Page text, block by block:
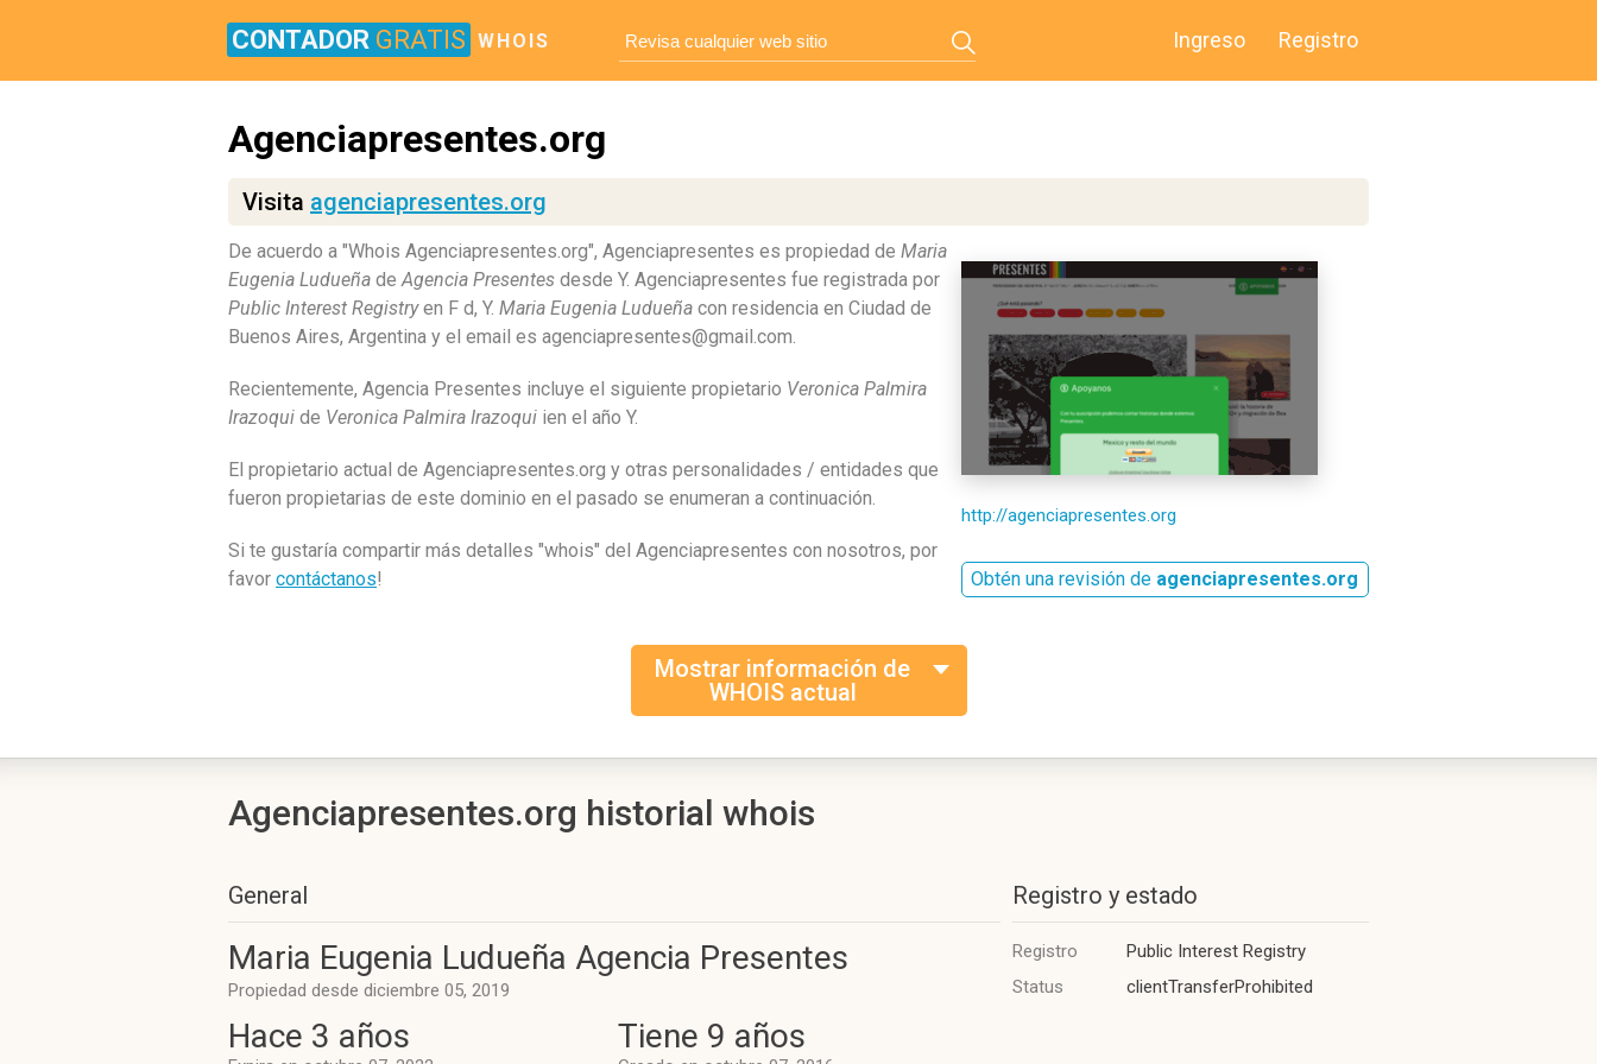
CONTADOR GRATIS WHOIS Ingreso Registro
Agenciapresentes.org
Visita agenciapresentes.org
De acuerdo a "Whois Agenciapresentes.org", Agenciapresentes es propiedad de Maria
Eugenia Ludueña deAgencia Presentes desde Y. Agenciapresentes fue registrada por
Public Interest Registryen F d, Y. Maria Eugenia Ludueña con residencia en Ciudad de
Buenos Aires, Argentina y el email es agenciapresentes@gmail.com.
Recientemente, Agencia Presentes incluye el siguiente propietario Veronica Palmira
Irazoqui de Veronica Palmira Irazoqui ien el año Y.
El propietario actual de Agenciapresentes.org y otras personalidades / entidades que
fueron propietarias de este dominio en el pasado se enumeran a continuación.
Si te gustaría compartir más detalles "whois" del Agenciapresentes con nosotros, por
favor contáctanos!
http://agenciapresentes.org
Obtén una revisión de agenciapresentes.org
Mostrar información de
WHOIS actual
Agenciapresentes.org historial whois
General
Maria Eugenia Ludueña Agencia Presentes
Propiedad desde diciembre 05, 2019
Hace 3 años Tiene 9 años
Registro y estado
Registro
Public Interest Registry
Status
clientTransferProhibited